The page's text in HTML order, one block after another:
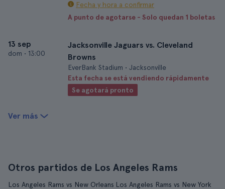
Fecha y hora a confirmar
A punto de agotarse - Solo quedan 1 boletas
13 sep
dom • 13:00
Jacksonville Jaguars vs. Cleveland
Browns
EverBank Stadium • Jacksonville
Esta fecha se está vendiendo rápidamente
Se agotará pronto
Ver más
Otros partidos de Los Angeles Rams
Los Angeles Rams vs New Orleans Los Angeles Rams vs New York